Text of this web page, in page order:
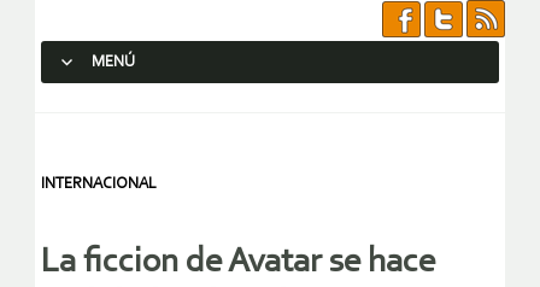
MENÚ
INTERNACIONAL
La ficcion de Avatar se hace